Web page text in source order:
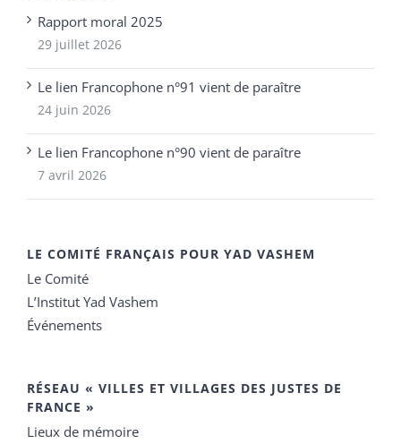
Rapport moral 2025
29 juillet 2026
Le lien Francophone n°91 vient de paraître
24 juin 2026
Le lien Francophone n°90 vient de paraître
7 avril 2026
LE COMITÉ FRANÇAIS POUR YAD VASHEM
Le Comité
L’Institut Yad Vashem
Événements
RÉSEAU « VILLES ET VILLAGES DES JUSTES DE
FRANCE »
Lieux de mémoire